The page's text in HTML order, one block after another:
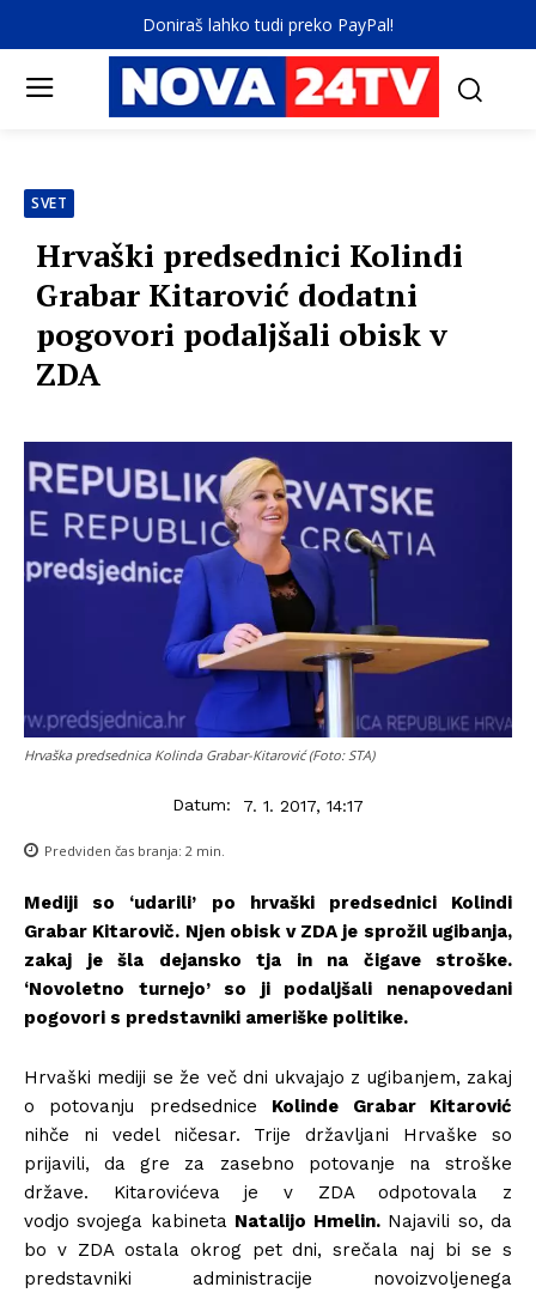
Doniraš lahko tudi preko PayPal!
SVET
Hrvaški predsednici Kolindi
Grabar Kitarović dodatni
pogovori podaljšali obisk v
ZDA
Hrvaška predsednica Kolinda Grabar-Kitarović (Foto: STA)
Datum: 7. 1. 2017, 14:17
Predviden čas branja: 2 min.
Mediji so ‘udarili’ po hrvaški predsednici Kolindi
Grabar Kitarovič. Njen obisk v ZDA je sprožil ugibanja,
zakaj je šla dejansko tja in na čigave stroške.
‘Novoletno turnejo’ so ji podaljšali nenapovedani
pogovori s predstavniki ameriške politike.
Hrvaški mediji se že več dni ukvajajo z ugibanjem, zakaj
o potovanju predsednice Kolinde Grabar Kitarović
nihče ni vedel ničesar. Trije državljani Hrvaške so
prijavili, da gre za zasebno potovanje na stroške
države. Kitarovićeva je v ZDA odpotovala z
vodjo svojega kabineta Natalijo Hmelin.Najavili so, da
bo v ZDA ostala okrog pet dni, srečala naj bi se s
predstavniki administracije novoizvoljenega